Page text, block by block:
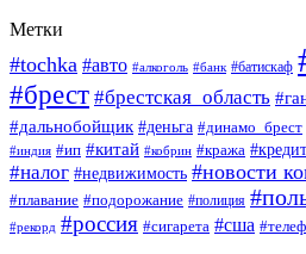
Метки
#tochka #авто #алкоголь #банк #батискаф
#брест #брестская_область
#дальнобойщик #деньга #динамо_брест
#индия #ип #китай #кобрин #кража #кредит
#налог #недвижимость #новости
#плавание #подорожание #полиция
#рекорд #россия #сигарета #сша